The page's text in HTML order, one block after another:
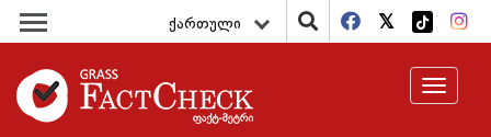
ქართული
Toggle